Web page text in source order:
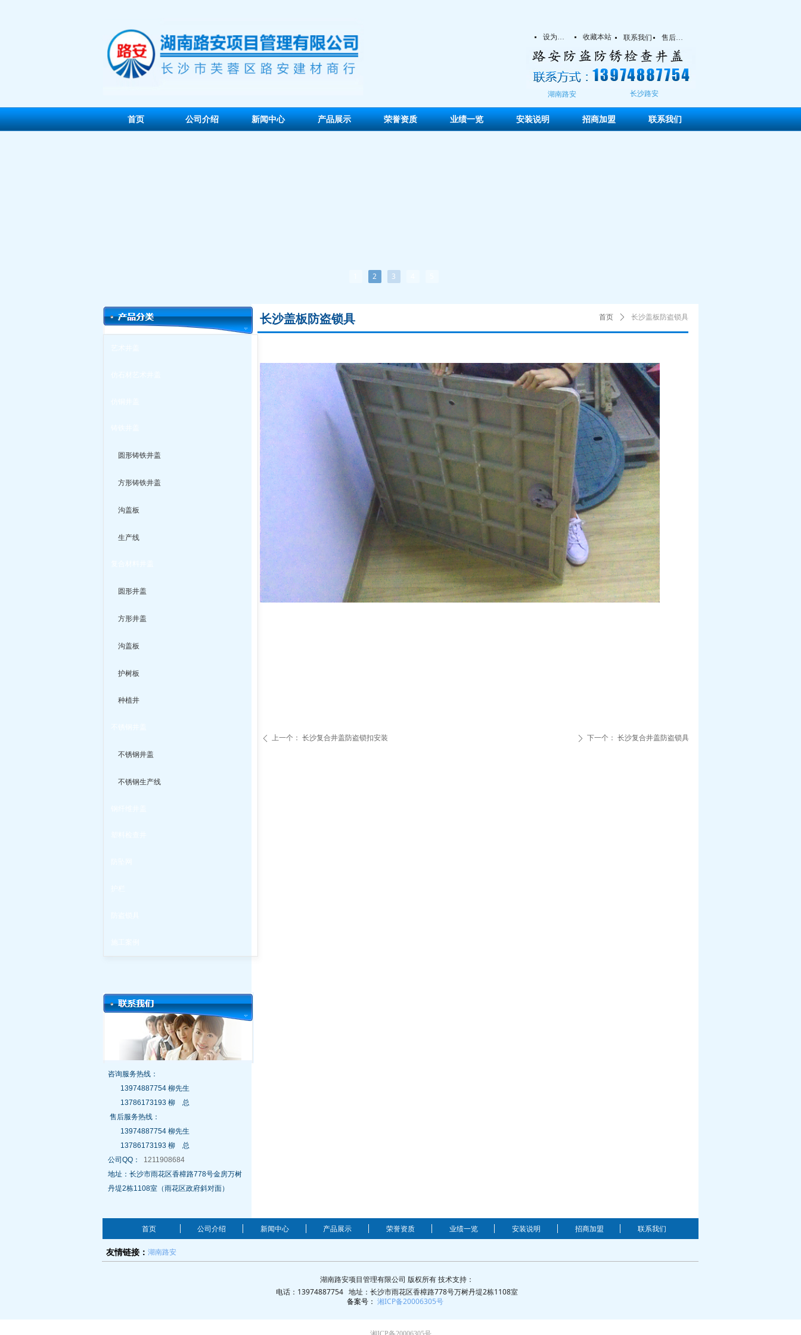
넷 设为首页 넷 收藏本站 넷 联系我们넷 售后服务
湖南路安 长沙路安
首页 公司介绍 新闻中心 产品展示 荣誉资质 业绩一览 安装说明 招商加盟 联系我们
2 3
ꄴ 上一个： 长沙复合井盖防盗锁扣安装
长沙盖板防盗锁具 首页 ꄲ 长沙盖板防盗锁具
ꄲ 下一个： 长沙复合井盖防盗锁具
圆形铸铁井盖
方形铸铁井盖
沟盖板
生产线
圆形井盖
方形井盖
沟盖板
护树板
种植井
不锈钢井盖
不锈钢生产线
咨询服务热线：
13974887754 柳先生
13786173193 柳 总
售后服务热线：
13974887754 柳先生
13786173193 柳 总
公司QQ： 1211908684
地址：长沙市雨花区香樟路778号金房万树
丹堤2栋1108室（雨花区政府斜对面）
首页 公司介绍 新闻中心 产品展示 荣誉资质 业绩一览 安装说明 招商加盟 联系我们
湖南路安项目管理有限公司 版权所有 技术支持：
电话：13974887754 地址：长沙市雨花区香樟路778号万树丹堤2栋1108室
备案号： 湘ICP备20006305号
友情链接： 湖南路安